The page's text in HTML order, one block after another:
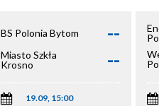
BS Polonia Bytom --
Miasto Szkła
Krosno
--
19.09, 15:00